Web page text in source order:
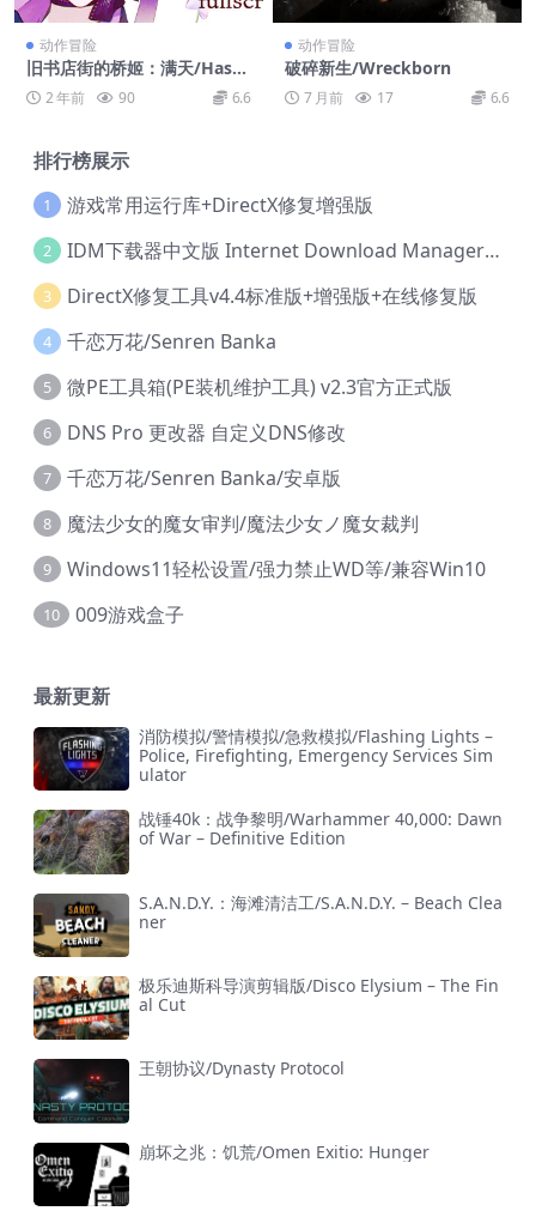
动作冒险
旧书店街的桥姬：满天/Hashi
hime Old Book Town fullsc
reen2 年前 90 6.6
动作冒险
破碎新生/Wreckborn
7 月前 17 6.6
排行榜展示
1 游戏常用运行库+DirectX修复增强版
2 IDM下载器中文版 Internet Download Manager v6.42.36 IDM
3 DirectX修复工具v4.4标准版+增强版+在线修复版
4 千恋万花/Senren Banka
5 微PE工具箱(PE装机维护工具) v2.3官方正式版
6 DNS Pro 更改器 自定义DNS修改
7 千恋万花/Senren Banka/安卓版
8 魔法少女的魔女审判/魔法少女ノ魔女裁判
9 Windows11轻松设置/强力禁止WD等/兼容Win10
10 009游戏盒子
最新更新
消防模拟/警情模拟/急救模拟/Flashing Lights –
Police, Firefighting, Emergency Services Sim
ulator
战锤40k：战争黎明/Warhammer 40,000: Dawn
of War – Definitive Edition
S.A.N.D.Y.：海滩清洁工/S.A.N.D.Y. – Beach Clea
ner
极乐迪斯科导演剪辑版/Disco Elysium – The Fin
al Cut
王朝协议/Dynasty Protocol
崩坏之兆：饥荒/Omen Exitio: Hunger